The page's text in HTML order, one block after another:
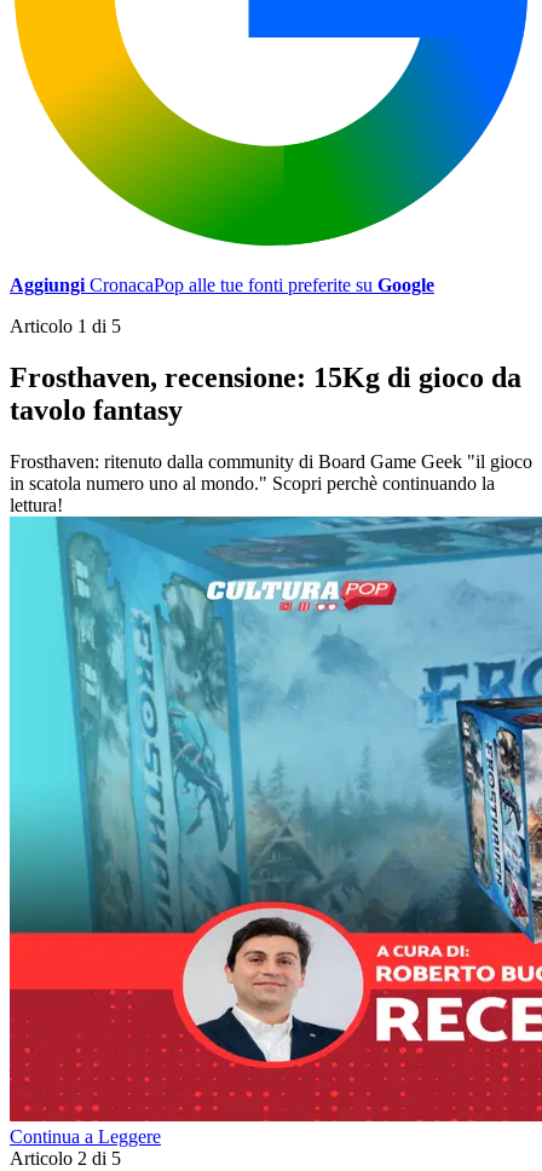
Aggiungi CronacaPop alle tue fonti preferite su Google
Articolo 1 di 5
Frosthaven, recensione: 15Kg di gioco da
tavolo fantasy
Frosthaven: ritenuto dalla community di Board Game Geek "il gioco
in scatola numero uno al mondo." Scopri perchè continuando la
lettura!
Continua a Leggere
Articolo 2 di 5